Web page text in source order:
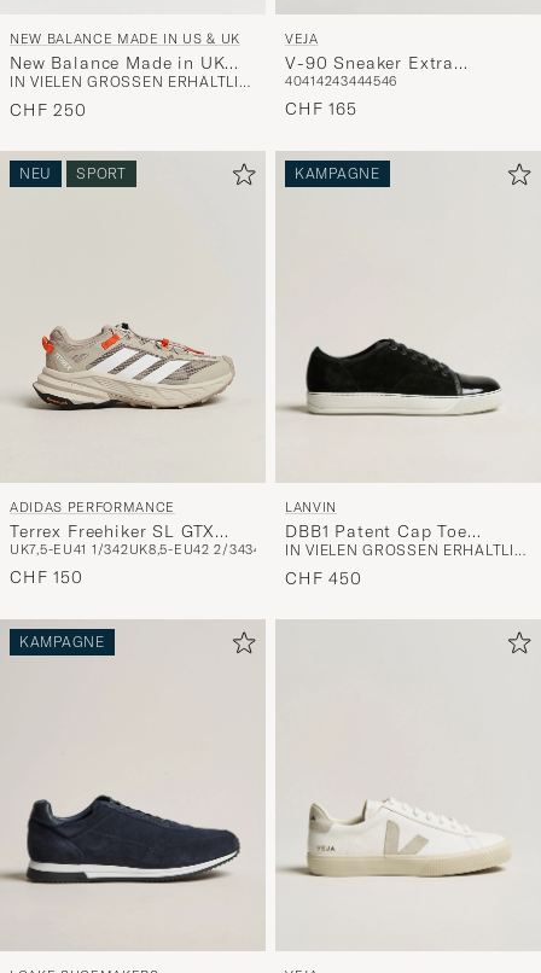
NEW BALANCE MADE IN US & UK
New Balance Made in UK
991v2 Sneakers Black
IN VIELEN GRÖSSEN ERHÄLTLICH
CHF 250
VEJA
V-90 Sneaker Extra
White/California
40414243444546
CHF 165
NEU SPORT
ADIDAS PERFORMANCE
Terrex Freehiker SL GTX
Beige/White
UK7,5-EU41 1/342UK8,5-EU42 2/34344
CHF 150
KAMPAGNE
LANVIN
DBB1 Patent Cap Toe
Sneaker Black
IN VIELEN GRÖSSEN ERHÄLTLICH
CHF 450
KAMPAGNE